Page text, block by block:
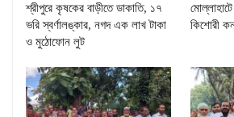
শ্রীপুরে কৃষকের বাড়ীতে ডাকাতি, ১৭
ভরি স্বর্ণালঙ্কার, নগদ এক লাখ টাকা
ও মুঠোফোন লুট
কিশোরী